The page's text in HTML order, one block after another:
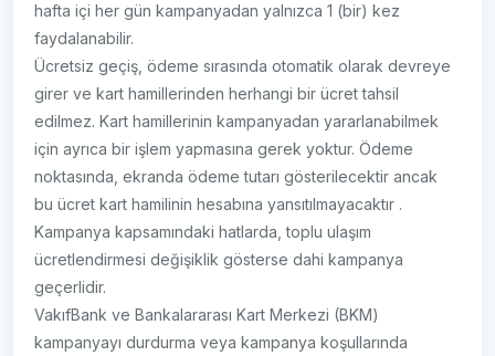
hafta içi her gün kampanyadan yalnızca 1 (bir) kez
faydalanabilir.
Ücretsiz geçiş, ödeme sırasında otomatik olarak devreye
girer ve kart hamillerinden herhangi bir ücret tahsil
edilmez. Kart hamillerinin kampanyadan yararlanabilmek
için ayrıca bir işlem yapmasına gerek yoktur. Ödeme
noktasında, ekranda ödeme tutarı gösterilecektir ancak
bu ücret kart hamilinin hesabına yansıtılmayacaktır .
Kampanya kapsamındaki hatlarda, toplu ulaşım
ücretlendirmesi değişiklik gösterse dahi kampanya
geçerlidir.
VakıfBank ve Bankalararası Kart Merkezi (BKM)
kampanyayı durdurma veya kampanya koşullarında